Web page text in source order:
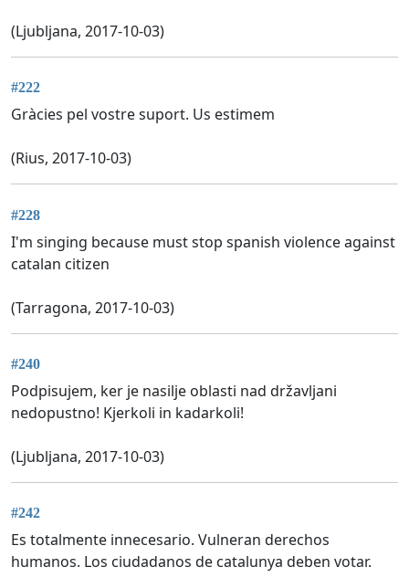
(Ljubljana, 2017-10-03)
#222
Gràcies pel vostre suport. Us estimem
(Rius, 2017-10-03)
#228
I'm singing because must stop spanish violence against
catalan citizen
(Tarragona, 2017-10-03)
#240
Podpisujem, ker je nasilje oblasti nad državljani
nedopustno! Kjerkoli in kadarkoli!
(Ljubljana, 2017-10-03)
#242
Es totalmente innecesario. Vulneran derechos
humanos. Los ciudadanos de catalunya deben votar.